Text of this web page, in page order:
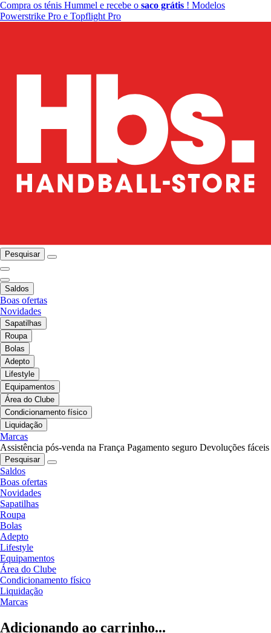
Compra os ténis Hummel e recebe o saco grátis ! Modelos
Powerstrike Pro e Topflight Pro
Pesquisar
Saldos
Boas ofertas
Novidades
Sapatilhas
Roupa
Bolas
Adepto
Lifestyle
Equipamentos
Área do Clube
Condicionamento físico
Liquidação
Marcas
Assistência pós-venda na França Pagamento seguro Devoluções fáceis
Pesquisar
Saldos
Boas ofertas
Novidades
Sapatilhas
Roupa
Bolas
Adepto
Lifestyle
Equipamentos
Área do Clube
Condicionamento físico
Liquidação
Marcas
Adicionando ao carrinho...